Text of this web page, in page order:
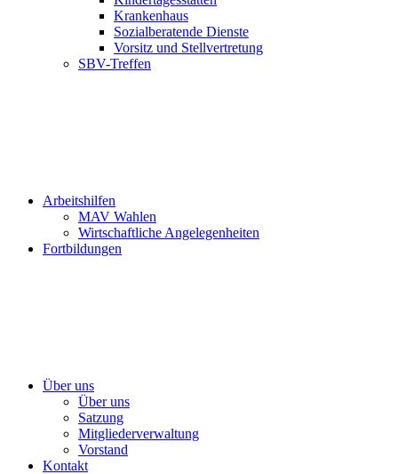
Krankenhaus
Sozialberatende Dienste
Vorsitz und Stellvertretung
SBV-Treffen
Arbeitshilfen
MAV Wahlen
Wirtschaftliche Angelegenheiten
Fortbildungen
Über uns
Über uns
Satzung
Mitgliederverwaltung
Vorstand
Kontakt